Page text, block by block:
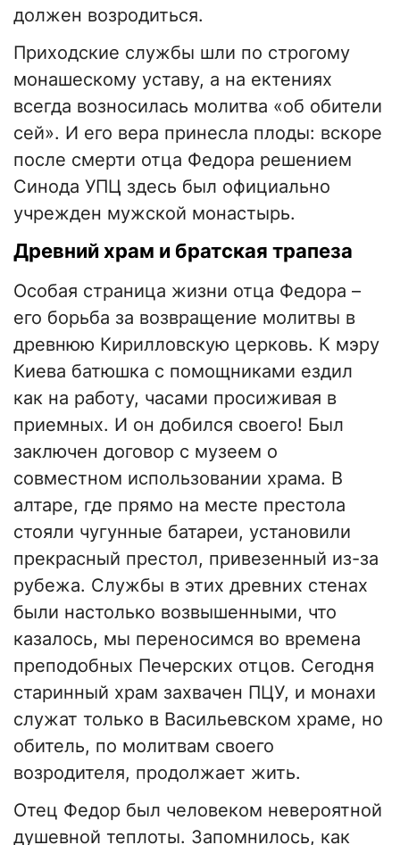
должен возродиться.
Приходские службы шли по строгому
монашескому уставу, а на ектениях
всегда возносилась молитва «об обители
сей». И его вера принесла плоды: вскоре
после смерти отца Федора решением
Синода УПЦ здесь был официально
учрежден мужской монастырь.
Древний храм и братская трапеза
Особая страница жизни отца Федора –
его борьба за возвращение молитвы в
древнюю Кирилловскую церковь. К мэру
Киева батюшка с помощниками ездил
как на работу, часами просиживая в
приемных. И он добился своего! Был
заключен договор с музеем о
совместном использовании храма. В
алтаре, где прямо на месте престола
стояли чугунные батареи, установили
прекрасный престол, привезенный из-за
рубежа. Службы в этих древних стенах
были настолько возвышенными, что
казалось, мы переносимся во времена
преподобных Печерских отцов. Сегодня
старинный храм захвачен ПЦУ, и монахи
служат только в Васильевском храме, но
обитель, по молитвам своего
возродителя, продолжает жить.
Отец Федор был человеком невероятной
душевной теплоты. Запомнилось, как